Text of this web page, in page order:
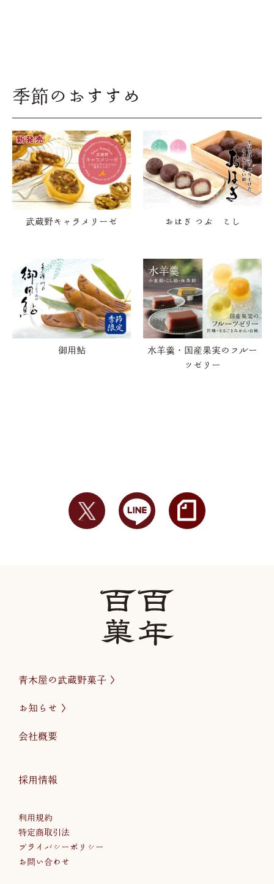
季節のおすすめ
武蔵野キャラメリーゼ おはぎ つぶ こし
御用鮎
水羊羹・国産果実のフルー
ツゼリー
青木屋の武蔵野菓子
お知らせ
会社概要
採用情報
利用規約
特定商取引法
プライバシーポリシー
お問い合わせ